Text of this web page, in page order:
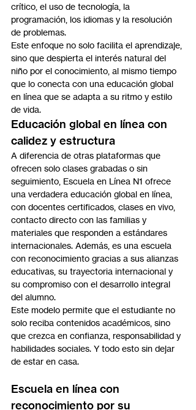
crítico, el uso de tecnología, la
programación, los idiomas y la resolución
de problemas.
Este enfoque no solo facilita el aprendizaje,
sino que despierta el interés natural del
niño por el conocimiento, al mismo tiempo
que lo conecta con una educación global
en línea que se adapta a su ritmo y estilo
de vida.
Educación global en línea con
calidez y estructura
A diferencia de otras plataformas que
ofrecen solo clases grabadas o sin
seguimiento, Escuela en Línea N1 ofrece
una verdadera educación global en línea,
con docentes certificados, clases en vivo,
contacto directo con las familias y
materiales que responden a estándares
internacionales. Además, es una escuela
con reconocimiento gracias a sus alianzas
educativas, su trayectoria internacional y
su compromiso con el desarrollo integral
del alumno.
Este modelo permite que el estudiante no
solo reciba contenidos académicos, sino
que crezca en confianza, responsabilidad y
habilidades sociales. Y todo esto sin dejar
de estar en casa.
Escuela en línea con
reconocimiento por su